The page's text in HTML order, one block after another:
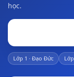
học.
Lớp 1 · Đạo Đức Lớp